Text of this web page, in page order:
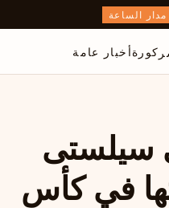
الساعة
كورةأخبار عامة
سيلستى
في كأس